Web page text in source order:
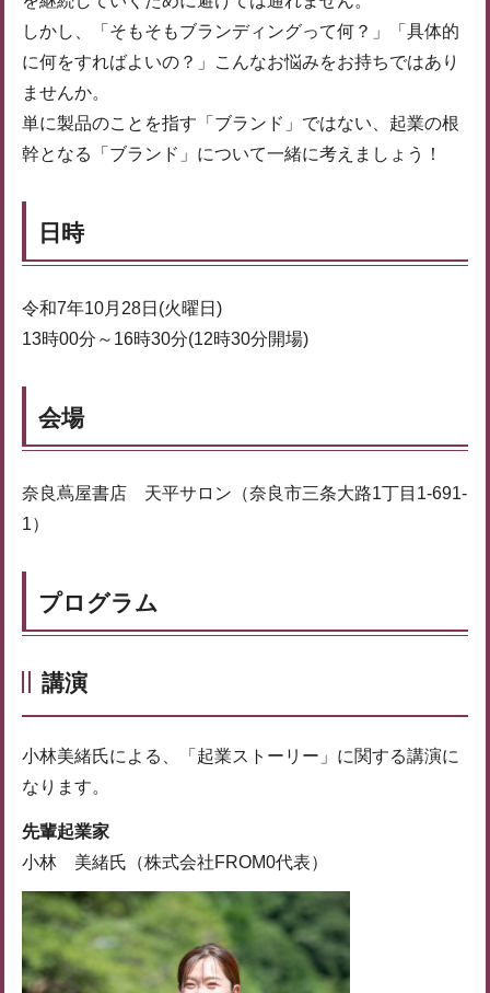
しかし、「そもそもブランディングって何？」「具体的
に何をすればよいの？」こんなお悩みをお持ちではあり
ませんか。
単に製品のことを指す「ブランド」ではない、起業の根
幹となる「ブランド」について一緒に考えましょう！
日時
令和7年10月28日(火曜日)
13時00分～16時30分(12時30分開場)
会場
奈良蔦屋書店 天平サロン（奈良市三条大路1丁目1-691-
1）
プログラム
講演
小林美緒氏による、「起業ストーリー」に関する講演に
なります。
先輩起業家
小林 美緒氏（株式会社FROM0代表）